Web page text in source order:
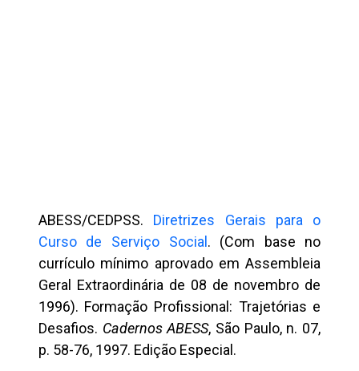
ABESS/CEDPSS. Diretrizes Gerais para o
Curso de Serviço Social . (Com base no
currículo mínimo aprovado em Assembleia
Geral Extraordinária de 08 de novembro de
1996). Formação Profissional: Trajetórias e
Desafios. Cadernos ABESS, São Paulo, n. 07,
p. 58-76, 1997. Edição Especial.